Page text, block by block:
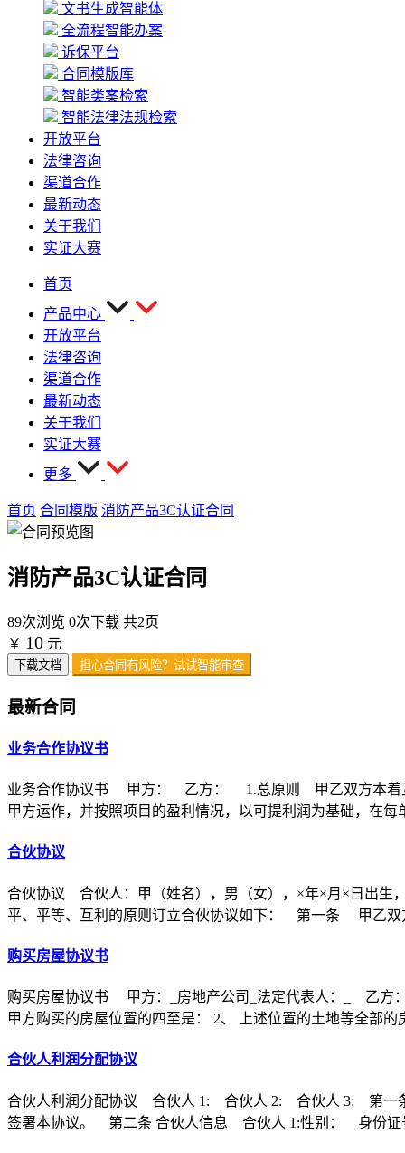
文书生成智能体
全流程智能办案
诉保平台
合同模版库
智能类案检索
智能法律法规检索
开放平台
法律咨询
渠道合作
最新动态
关于我们
实证大赛
首页
产品中心
开放平台
法律咨询
渠道合作
最新动态
关于我们
实证大赛
更多
首页 合同模版 消防产品3C认证合同
消防产品3C认证合同
89次浏览 0次下载 共2页
￥ 10 元
下载文档 担心合同有风险？试试智能审查
最新合同
业务合作协议书
业务合作协议书 甲方： 乙方： 1.总原则 甲乙双方本着互
甲方运作，并按照项目的盈利情况，以可提利润为基础，在每
合伙协议
合伙协议 合伙人：甲（姓名），男（女），×年×月×日出
平、平等、互利的原则订立合伙协议如下： 第一条 甲乙双
购买房屋协议书
购买房屋协议书 甲方：_房地产公司_法定代表人：_ 乙方
甲方购买的房屋位置的四至是： 2、 上述位置的土地等全部的
合伙人利润分配协议
合伙人利润分配协议 合伙人 1: 合伙人 2: 合伙人 3: 第一条
签署本协议。 第二条 合伙人信息 合伙人 1:性别： 身份